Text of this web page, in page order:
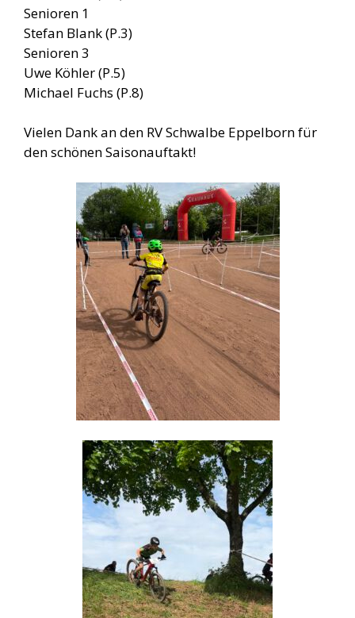
Senioren 1
Stefan Blank (P.3)
Senioren 3
Uwe Köhler (P.5)
Michael Fuchs (P.8)
Vielen Dank an den RV Schwalbe Eppelborn für
den schönen Saisonauftakt!